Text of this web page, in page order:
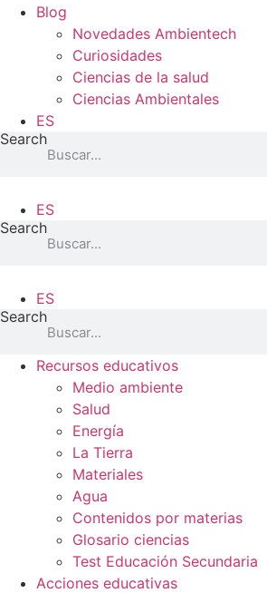
Blog
Novedades Ambientech
Curiosidades
Ciencias de la salud
Ciencias Ambientales
ES
Search
ES
Search
ES
Search
Recursos educativos
Medio ambiente
Salud
Energía
La Tierra
Materiales
Agua
Contenidos por materias
Glosario ciencias
Test Educación Secundaria
Acciones educativas